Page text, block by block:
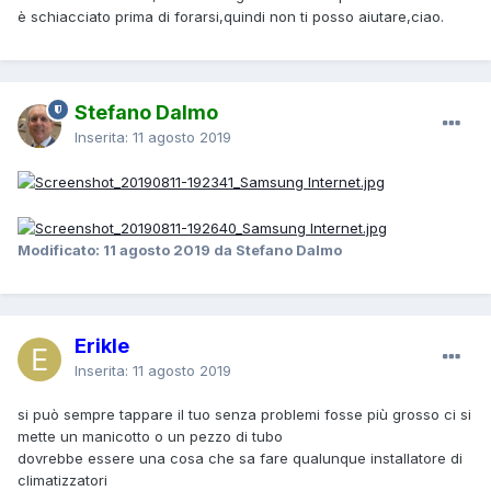
è schiacciato prima di forarsi,quindi non ti posso aiutare,ciao.
Stefano Dalmo
Inserita: 11 agosto 2019
Modificato: 11 agosto 2019 da Stefano Dalmo
Erikle
Inserita: 11 agosto 2019
si può sempre tappare il tuo senza problemi fosse più grosso ci si
mette un manicotto o un pezzo di tubo
dovrebbe essere una cosa che sa fare qualunque installatore di
climatizzatori